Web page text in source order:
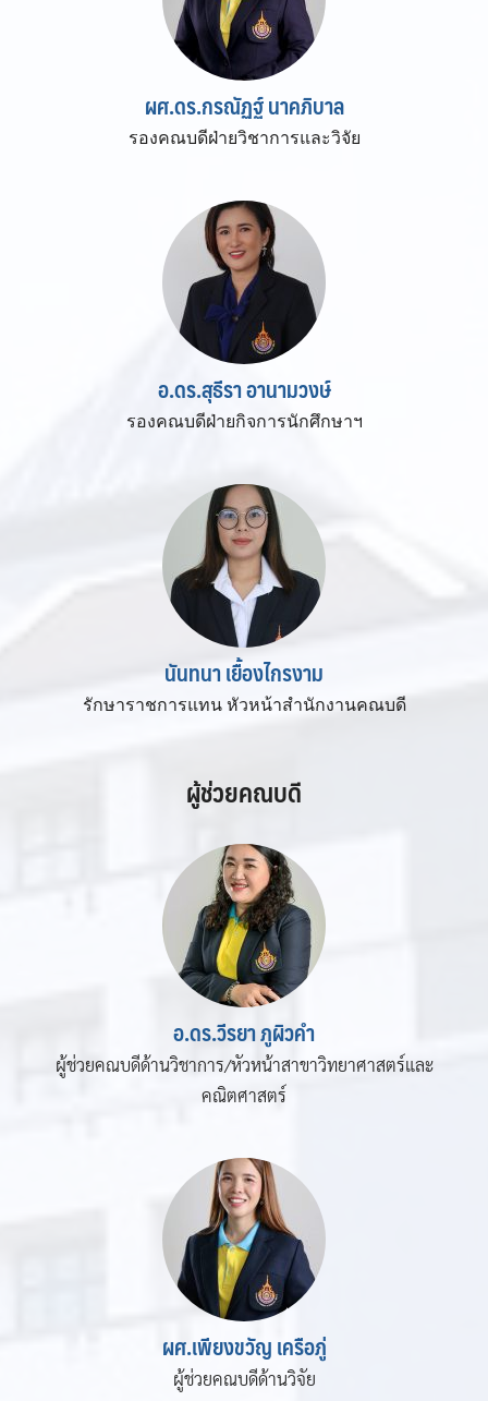
ผศ.ดร.กรณัฏฐ์ นาคภิบาล
รองคณบดีฝ่ายวิชาการและวิจัย
อ.ดร.สุธีรา อานามวงษ์
รองคณบดีฝ่ายกิจการนักศึกษาฯ
นันทนา เยื้องไกรงาม
รักษาราชการแทน หัวหน้าสำนักงานคณบดี
ผู้ช่วยคณบดี
อ.ดร.วีรยา ภูผิวคำ
ผู้ช่วยคณบดีด้านวิชาการ/หัวหน้าสาขาวิทยาศาสตร์และ
คณิตศาสตร์
ผศ.เพียงขวัญ เครือภู่
ผู้ช่วยคณบดีด้านวิจัย